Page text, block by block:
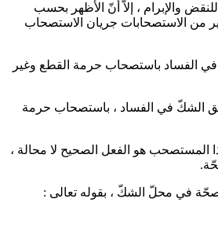
والإبرام ، إلاّ أنّ الأظهر بحسب
من الاستصحابات جريان الاستصحاب
باستصحاب حرمة القطع وغير
في الفساد ، باستصحاب حرمة
هو الفعل الصحيح لا محالة ،
في محلّ الشكّ ، بقوله تعالى :